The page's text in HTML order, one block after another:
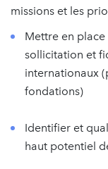
missions et les
Mettre en
sollicitation et
internationaux
fondations)
Identifier et
haut potentiel